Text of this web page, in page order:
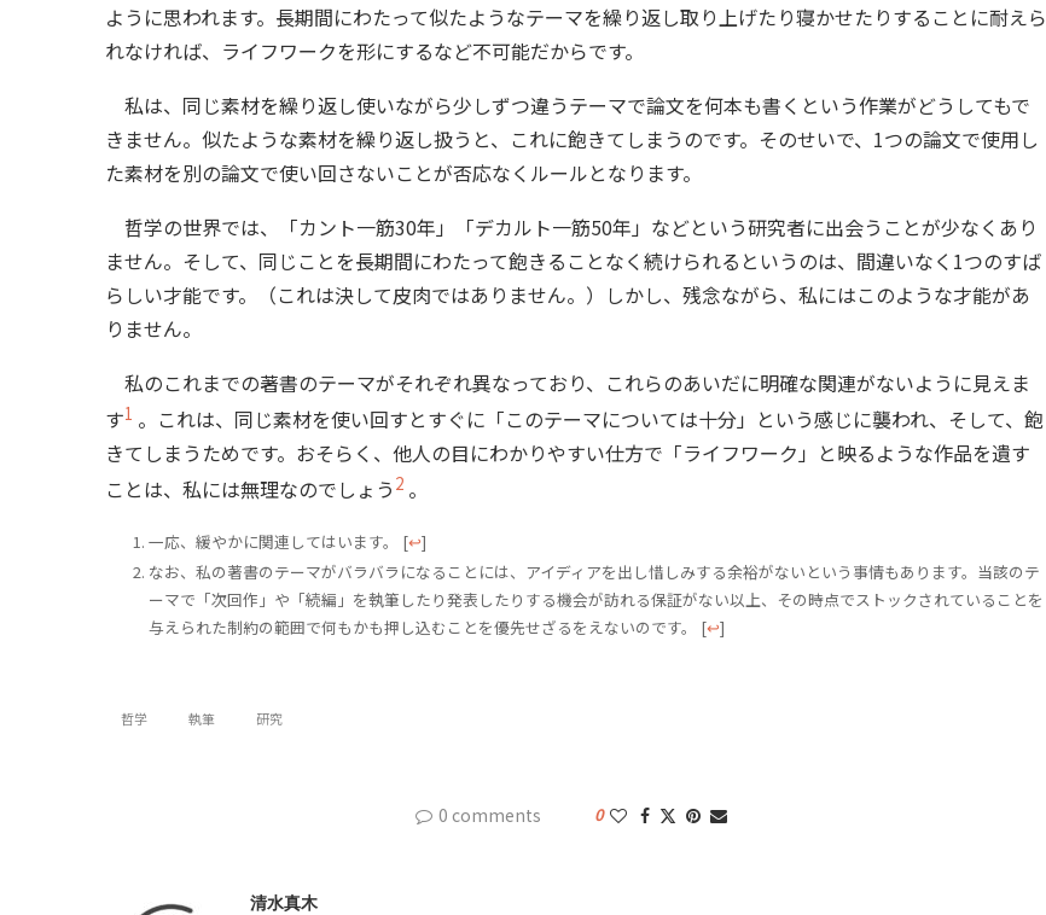
ように思われます。長期間にわたって似たようなテーマを繰り返し取り上げたり寝かせたりすることに耐えら
れなければ、ライフワークを形にするなど不可能だからです。
私は、同じ素材を繰り返し使いながら少しずつ違うテーマで論文を何本も書くという作業がどうしてもで
きません。似たような素材を繰り返し扱うと、これに飽きてしまうのです。そのせいで、1つの論文で使用し
た素材を別の論文で使い回さないことが否応なくルールとなります。
哲学の世界では、「カント一筋30年」「デカルト一筋50年」などという研究者に出会うことが少なくあり
ません。そして、同じことを長期間にわたって飽きることなく続けられるというのは、間違いなく1つのすば
らしい才能です。（これは決して皮肉ではありません。）しかし、残念ながら、私にはこのような才能があ
りません。
私のこれまでの著書のテーマがそれぞれ異なっており、これらのあいだに明確な関連がないように見えま
す1 。これは、同じ素材を使い回すとすぐに「このテーマについては十分」という感じに襲われ、そして、飽
きてしまうためです。おそらく、他人の目にわかりやすい仕方で「ライフワーク」と映るような作品を遺す
ことは、私には無理なのでしょう 2 。
一応、緩やかに関連してはいます。 [↩]
なお、私の著書のテーマがバラバラになることには、アイディアを出し惜しみする余裕がないという事情もあります。当該のテ
ーマで「次回作」や「続編」を執筆したり発表したりする機会が訪れる保証がない以上、その時点でストックされていることを
与えられた制約の範囲で何もかも押し込むことを優先せざるをえないのです。
[↩]
哲学 執筆 研究
0 comments 0
清水真木